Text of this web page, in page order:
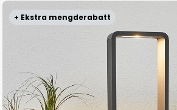
+ Ekstra mengderabatt
Gå